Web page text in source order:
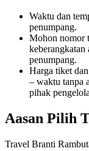
Waktu dan
penumpang.
Mohon nomor
keberangkatan
penumpang.
Harga tiket
– waktu tanpa
pihak
Aasan Pilih
Travel Branti